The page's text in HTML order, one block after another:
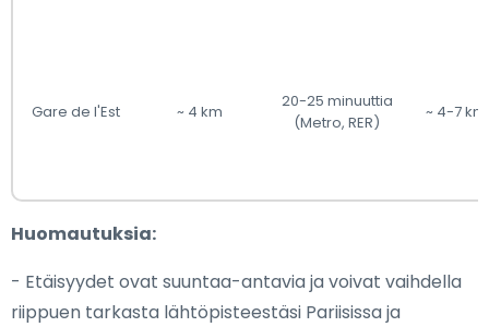
Gare de l'Est ~ 4 km
20-25 minuuttia
(Metro, RER)
~ 4-7 km
Huomautuksia:
- Etäisyydet ovat suuntaa-antavia ja voivat vaihdella
riippuen tarkasta lähtöpisteestäsi Pariisissa ja